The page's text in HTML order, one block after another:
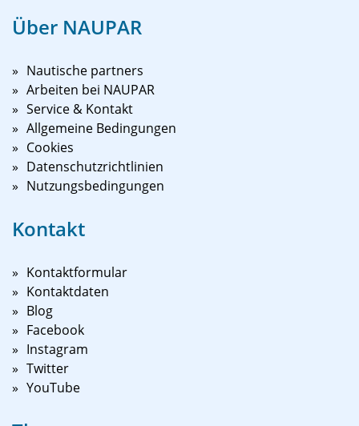
Über NAUPAR
Nautische partners
Arbeiten bei NAUPAR
Service & Kontakt
Allgemeine Bedingungen
Cookies
Datenschutzrichtlinien
Nutzungsbedingungen
Kontakt
Kontaktformular
Kontaktdaten
Blog
Facebook
Instagram
Twitter
YouTube